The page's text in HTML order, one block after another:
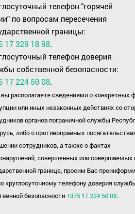
телефон "горячей
по вопросам пересечения
границы:
17 329 18 98.
телефон доверия
собственной безопасности:
17 224 50 08.
вы располагаете сведениями о конкретных
или иных незаконных действиях со
органов пограничной службы
либо о противоправных
сотрудников, а также о фактах
совершенных или совершаемых
границе, просим Вас
круглосуточному телефону доверия
безопасности+375 17 224 50 08.